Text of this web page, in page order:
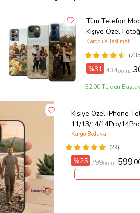
Tüm Telefon
Kişiye Özel
Kılıfı
Kargo ile Teslimat
%31 434,80 TL
32,00 TL'den
Kişiye Özel iPhone
11/13/14/14Pro/
(29)
Kargo Bedava
%25 799,00 TL 599